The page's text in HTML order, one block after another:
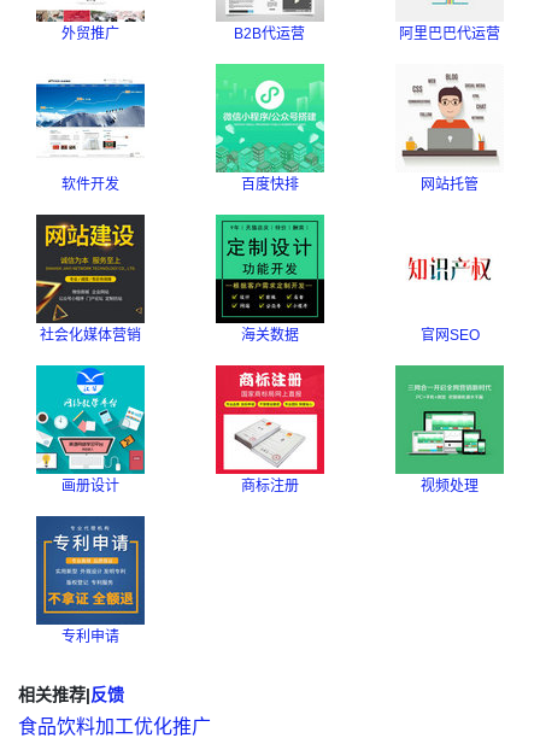
外贸推广 B2B代运营 阿里巴巴代运营
软件开发 百度快排 网站托管
社会化媒体营销 海关数据 官网SEO
画册设计 商标注册 视频处理
专利申请
相关推荐|反馈
食品饮料加工优化推广